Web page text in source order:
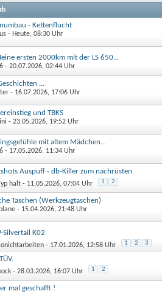
- Kettenflucht
- Heute, 08:30 Uhr
ersten 2000km mit der LS 650...
- 20.07.2026, 02:44 Uhr
...
- 16.07.2026, 17:06 Uhr
und TBKS
- 23.05.2026, 19:52 Uhr
mit altem Mädchen...
- 17.05.2026, 11:34 Uhr
Auspuff - db-Killer zum nachrüsten
halt - 11.05.2026, 07:04 Uhr 1 2
Taschen (Werkzeugtaschen)
- 15.04.2026, 21:48 Uhr
Silvertail K02
- 17.01.2026, 12:58 Uhr 1 2 3
- 28.03.2026, 16:07 Uhr 1 2
mal geschafft !